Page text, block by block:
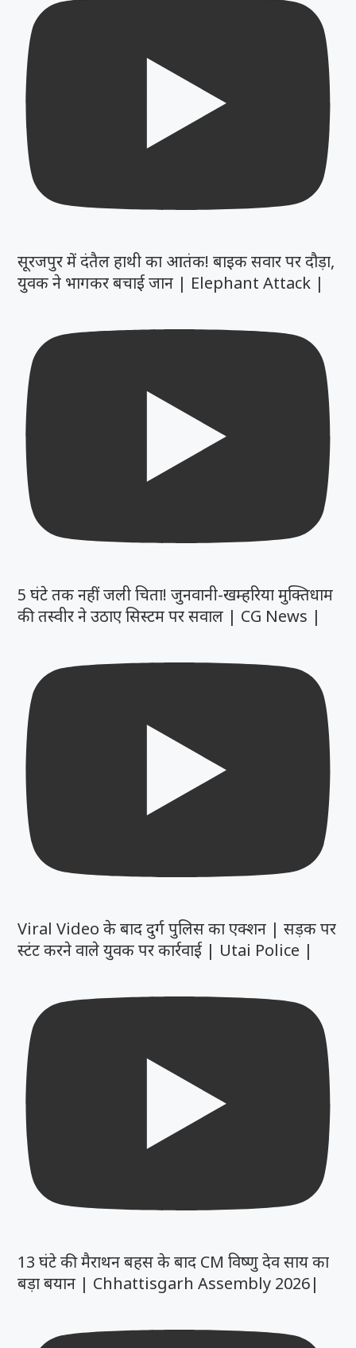
सूरजपुर में दंतैल हाथी का आतंक! बाइक सवार पर दौड़ा,
युवक ने भागकर बचाई जान | Elephant Attack |
5 घंटे तक नहीं जली चिता! जुनवानी-खम्हरिया मुक्तिधाम
की तस्वीर ने उठाए सिस्टम पर सवाल | CG News |
Viral Video के बाद दुर्ग पुलिस का एक्शन | सड़क पर
स्टंट करने वाले युवक पर कार्रवाई | Utai Police |
13 घंटे की मैराथन बहस के बाद CM विष्णु देव साय का
बड़ा बयान | Chhattisgarh Assembly 2026|